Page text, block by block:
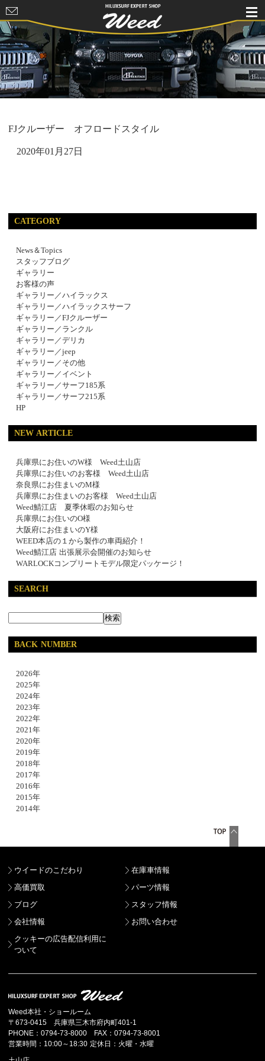
HILUXSURF
EXPERT
SHOP Weed
FJクルーザー オフロードスタイル
2020年01月27日
CATEGORY
News＆Topics
スタッフブログ
ギャラリー
お客様の声
ギャラリー／ハイラックス
ギャラリー／ハイラックスサーフ
ギャラリー／FJクルーザー
ギャラリー／ランクル
ギャラリー／デリカ
ギャラリー／jeep
ギャラリー／その他
ギャラリー／イベント
ギャラリー／サーフ185系
ギャラリー／サーフ215系
HP
NEW ARTICLE
兵庫県にお住いのW様 Weed土山店
兵庫県にお住いのお客様 Weed土山店
奈良県にお住まいのM様
兵庫県にお住まいのお客様 Weed土山店
Weed鯖江店 夏季休暇のお知らせ
兵庫県にお住いのO様
大阪府にお住まいのY様
WEED本店の１から製作の車両紹介！
Weed鯖江店 出張展示会開催のお知らせ
WARLOCKコンプリートモデル限定パッケージ！
SEARCH
BACK NUMBER
2026年
2025年
2024年
2023年
2022年
2021年
2020年
2019年
2018年
2017年
2016年
2015年
2014年
ウイードのこだわり
在庫車情報
高価買取
パーツ情報
ブログ
スタッフ情報
会社情報
お問い合わせ
クッキーの広告配信利用に
ついて
Weed本社・ショールーム
〒673-0415 兵庫県三木市府内町401-1
PHONE：0794-73-8000 FAX：0794-73-8001
営業時間：10:00～18:30 定休日：火曜・水曜